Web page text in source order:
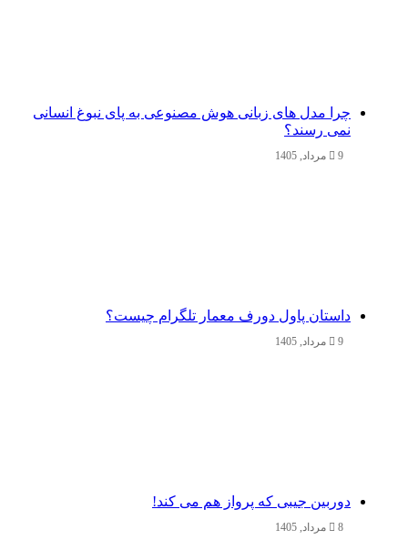
چرا مدل‌ های زبانی هوش مصنوعی به پای نبوغ انسانی
نمی‌ رسند؟
9 مرداد, 1405
داستان پاول دورف معمار تلگرام چیست؟
9 مرداد, 1405
دوربین جیبی که پرواز هم می‌ کند!
8 مرداد, 1405